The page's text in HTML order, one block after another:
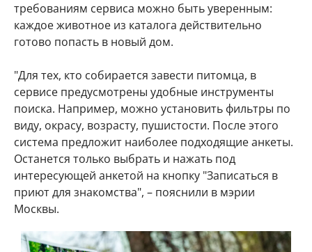
требованиям сервиса можно быть уверенным:
каждое животное из каталога действительно
готово попасть в новый дом.
"Для тех, кто собирается завести питомца, в
сервисе предусмотрены удобные инструменты
поиска. Например, можно установить фильтры по
виду, окрасу, возрасту, пушистости. После этого
система предложит наиболее подходящие анкеты.
Останется только выбрать и нажать под
интересующей анкетой на кнопку "Записаться в
приют для знакомства", – пояснили в мэрии
Москвы.